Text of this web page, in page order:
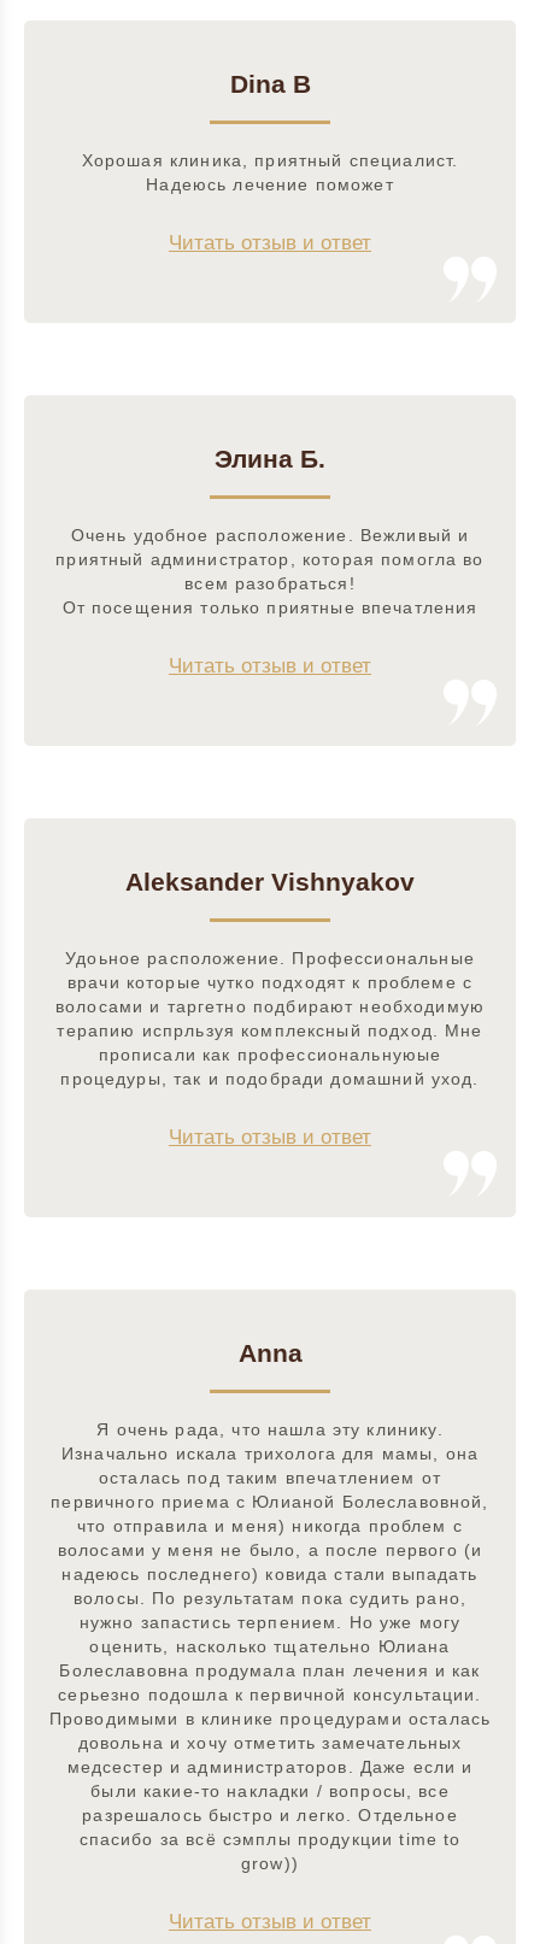
Dina B
Хорошая клиника, приятный специалист.
Надеюсь лечение поможет
Читать отзыв и ответ
Элина Б.
Очень удобное расположение. Вежливый и
приятный администратор, которая помогла во
всем разобраться!
От посещения только приятные впечатления
Читать отзыв и ответ
Aleksander Vishnyakov
Удоьное расположение. Профессиональные
врачи которые чутко подходят к проблеме с
волосами и таргетно подбирают необходимую
терапию испрльзуя комплексный подход. Мне
прописали как профессиональнуюые
процедуры, так и подобради домашний уход.
Читать отзыв и ответ
Anna
Я очень рада, что нашла эту клинику.
Изначально искала трихолога для мамы, она
осталась под таким впечатлением от
первичного приема с Юлианой Болеславовной,
что отправила и меня) никогда проблем с
волосами у меня не было, а после первого (и
надеюсь последнего) ковида стали выпадать
волосы. По результатам пока судить рано,
нужно запастись терпением. Но уже могу
оценить, насколько тщательно Юлиана
Болеславовна продумала план лечения и как
серьезно подошла к первичной консультации.
Проводимыми в клинике процедурами осталась
довольна и хочу отметить замечательных
медсестер и администраторов. Даже если и
были какие-то накладки / вопросы, все
разрешалось быстро и легко. Отдельное
спасибо за всё сэмплы продукции time to
grow))
Читать отзыв и ответ